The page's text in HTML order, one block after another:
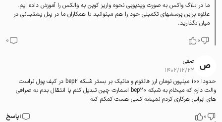
ما در بلاگ واکس به صورت ویدیویی نحوه واریز کوین به والکس را آموزش داده ایم.
علاوه براین پرسشهای تکمیلی خود را هم میتوانید با همکاران ما در پنل پشتیبانی در
میان بگذارید.
0
0
صفی
۱۴۰۲/۱۲/۲۲
حدودا ۱۰۰ میلیون تومان ارز فانتوم و ماتیک بر بستر شبکه bep2 در کیف پول تراست
والت دارم که میخام به شبکه bep20 اسمارت چین تبدیل کنم یا انتقال بدم به صرافی
های ایرانی هرکاری کردم نمیشه کسی هست کمکم کنه
0
1پاسخ